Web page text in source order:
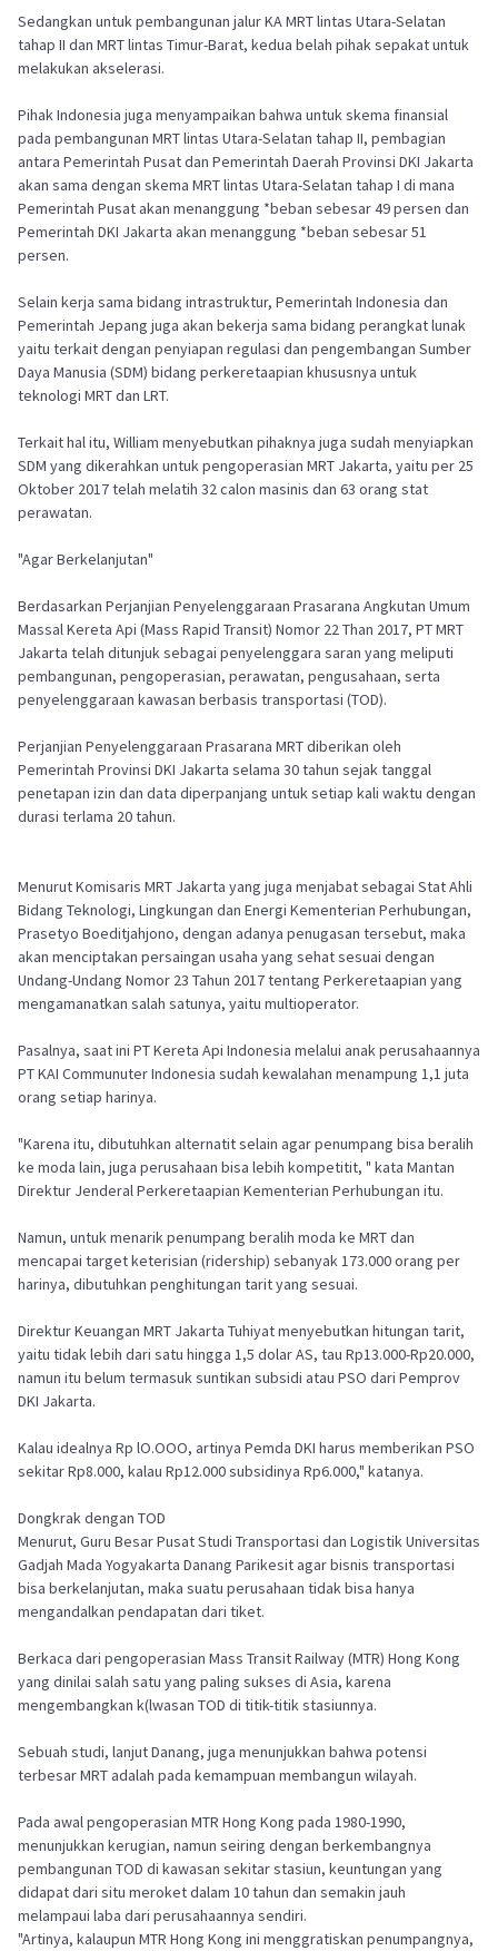
Sedangkan untuk pembangunan jalur KA MRT lintas Utara-Selatan
tahap II dan MRT lintas Timur-Barat, kedua belah pihak sepakat untuk
melakukan akselerasi.
Pihak Indonesia juga menyampaikan bahwa untuk skema finansial
pada pembangunan MRT lintas Utara-Selatan tahap II, pembagian
antara Pemerintah Pusat dan Pemerintah Daerah Provinsi DKI Jakarta
akan sama dengan skema MRT lintas Utara-Selatan tahap I di mana
Pemerintah Pusat akan menanggung *beban sebesar 49 persen dan
Pemerintah DKI Jakarta akan menanggung *beban sebesar 51
persen.
Selain kerja sama bidang intrastruktur, Pemerintah Indonesia dan
Pemerintah Jepang juga akan bekerja sama bidang perangkat lunak
yaitu terkait dengan penyiapan regulasi dan pengembangan Sumber
Daya Manusia (SDM) bidang perkeretaapian khususnya untuk
teknologi MRT dan LRT.
Terkait hal itu, William menyebutkan pihaknya juga sudah menyiapkan
SDM yang dikerahkan untuk pengoperasian MRT Jakarta, yaitu per 25
Oktober 2017 telah melatih 32 calon masinis dan 63 orang stat
perawatan.
"Agar Berkelanjutan"
Berdasarkan Perjanjian Penyelenggaraan Prasarana Angkutan Umum
Massal Kereta Api (Mass Rapid Transit) Nomor 22 Than 2017, PT MRT
Jakarta telah ditunjuk sebagai penyelenggara saran yang meliputi
pembangunan, pengoperasian, perawatan, pengusahaan, serta
penyelenggaraan kawasan berbasis transportasi (TOD).
Perjanjian Penyelenggaraan Prasarana MRT diberikan oleh
Pemerintah Provinsi DKI Jakarta selama 30 tahun sejak tanggal
penetapan izin dan data diperpanjang untuk setiap kali waktu dengan
durasi terlama 20 tahun.
Menurut Komisaris MRT Jakarta yang juga menjabat sebagai Stat Ahli
Bidang Teknologi, Lingkungan dan Energi Kementerian Perhubungan,
Prasetyo Boeditjahjono, dengan adanya penugasan tersebut, maka
akan menciptakan persaingan usaha yang sehat sesuai dengan
Undang-Undang Nomor 23 Tahun 2017 tentang Perkeretaapian yang
mengamanatkan salah satunya, yaitu multioperator.
Pasalnya, saat ini PT Kereta Api Indonesia melalui anak perusahaannya
PT KAI Communuter Indonesia sudah kewalahan menampung 1,1 juta
orang setiap harinya.
"Karena itu, dibutuhkan alternatit selain agar penumpang bisa beralih
ke moda lain, juga perusahaan bisa lebih kompetitit, " kata Mantan
Direktur Jenderal Perkeretaapian Kementerian Perhubungan itu.
Namun, untuk menarik penumpang beralih moda ke MRT dan
mencapai target keterisian (ridership) sebanyak 173.000 orang per
harinya, dibutuhkan penghitungan tarit yang sesuai.
Direktur Keuangan MRT Jakarta Tuhiyat menyebutkan hitungan tarit,
yaitu tidak lebih dari satu hingga 1,5 dolar AS, tau Rp13.000-Rp20.000,
namun itu belum termasuk suntikan subsidi atau PSO dari Pemprov
DKI Jakarta.
Kalau idealnya Rp lO.OOO, artinya Pemda DKI harus memberikan PSO
sekitar Rp8.000, kalau Rp12.000 subsidinya Rp6.000," katanya.
Dongkrak dengan TOD
Menurut, Guru Besar Pusat Studi Transportasi dan Logistik Universitas
Gadjah Mada Yogyakarta Danang Parikesit agar bisnis transportasi
bisa berkelanjutan, maka suatu perusahaan tidak bisa hanya
mengandalkan pendapatan dari tiket.
Berkaca dari pengoperasian Mass Transit Railway (MTR) Hong Kong
yang dinilai salah satu yang paling sukses di Asia, karena
mengembangkan k(lwasan TOD di titik-titik stasiunnya.
Sebuah studi, lanjut Danang, juga menunjukkan bahwa potensi
terbesar MRT adalah pada kemampuan membangun wilayah.
Pada awal pengoperasian MTR Hong Kong pada 1980-1990,
menunjukkan kerugian, namun seiring dengan berkembangnya
pembangunan TOD di kawasan sekitar stasiun, keuntungan yang
didapat dari situ meroket dalam 10 tahun dan semakin jauh
melampaui laba dari perusahaannya sendiri.
"Artinya, kalaupun MTR Hong Kong ini menggratiskan penumpangnya,